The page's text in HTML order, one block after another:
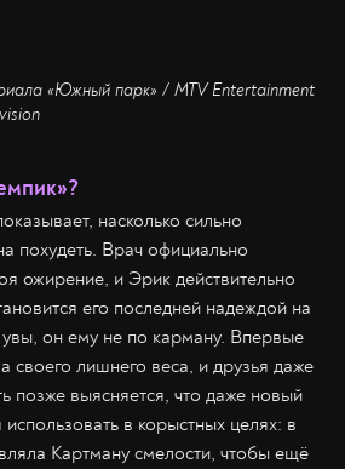
«Южный парк» / MTV Entertainment
насколько сильно
похудеть. Врач официально
ожирение, и Эрик действительно
его последней надеждой на
он ему не по карману. Впервые
своего лишнего веса, и друзья даже
позже выясняется, что даже новый
в корыстных целях: в
Картману смелости, чтобы ещё